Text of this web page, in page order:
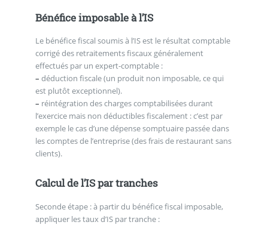
Bénéfice imposable à l’IS
Le bénéfice fiscal soumis à l’IS est le résultat comptable
corrigé des retraitements fiscaux généralement
effectués par un expert-comptable :
– déduction fiscale (un produit non imposable, ce qui
est plutôt exceptionnel).
– réintégration des charges comptabilisées durant
l’exercice mais non déductibles fiscalement : c’est par
exemple le cas d’une dépense somptuaire passée dans
les comptes de l’entreprise (des frais de restaurant sans
clients).
Calcul de l’IS par tranches
Seconde étape : à partir du bénéfice fiscal imposable,
appliquer les taux d’IS par tranche :